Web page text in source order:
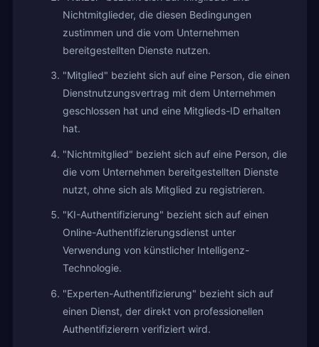
Nichtmitglieder, die diesen Bedingungen
zustimmen und die vom Unternehmen
bereitgestellten Dienste nutzen.
"Mitglied" bezieht sich auf eine Person, die einen
Dienstnutzungsvertrag mit dem Unternehmen
geschlossen hat und eine Mitglieds-ID erhalten
hat.
"Nichtmitglied" bezieht sich auf eine Person, die
die vom Unternehmen bereitgestellten Dienste
nutzt, ohne sich als Mitglied zu registrieren.
"KI-Authentifizierung" bezieht sich auf einen
Online-Authentifizierungsdienst unter
Verwendung von künstlicher Intelligenz-
Technologie.
"Experten-Authentifizierung" bezieht sich auf
einen Dienst, der direkt von professionellen
Authentifizierern verifiziert wird.